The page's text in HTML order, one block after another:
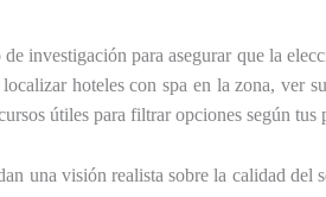
investigación para asegurar que la
hoteles con spa en la zona, ver
útiles para filtrar opciones según tus
una visión realista sobre la calidad